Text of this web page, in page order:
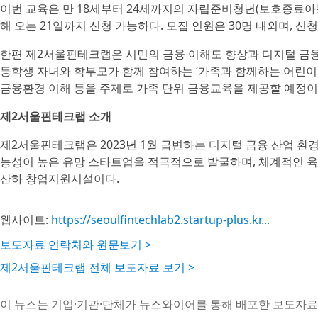
이번 교육은 만 18세부터 24세까지의 자립준비청년(보호종료
해 오는 21일까지 신청 가능하다. 모집 인원은 30명 내외며, 신
한편 제2서울핀테크랩은 시민의 금융 이해도 향상과 디지털
등학생 자녀와 학부모가 함께 참여하는 ‘가족과 함께하는 어린
금융환경 이해 등을 주제로 가족 단위 금융교육을 제공할 예정
제2서울핀테크랩 소개
제2서울핀테크랩은 2023년 1월 급변하는 디지털 금융 산업 환
능성이 높은 유망 스타트업을 적극적으로 발굴하며, 체계적인
산하 창업지원시설이다.
웹사이트: https://seoulfintechlab2.startup-plus.kr...
보도자료 연락처와 원문보기 >
제2서울핀테크랩 전체 보도자료 보기 >
이 뉴스는 기업·기관·단체가 뉴스와이어를 통해 배포한 보도자